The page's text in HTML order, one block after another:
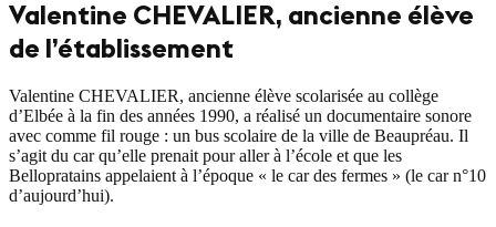
Valentine CHEVALIER, ancienne élève
de l’établissement
Valentine CHEVALIER, ancienne élève scolarisée au collège
d’Elbée à la fin des années 1990, a réalisé un documentaire sonore
avec comme fil rouge : un bus scolaire de la ville de Beaupréau. Il
s’agit du car qu’elle prenait pour aller à l’école et que les
Bellopratains appelaient à l’époque « le car des fermes » (le car n°10
d’aujourd’hui).